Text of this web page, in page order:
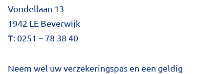
Vondellaan 13
1942 LE Beverwijk
T: 0251 – 78 38 40
Neem wel uw verzekeringspas en een geldig